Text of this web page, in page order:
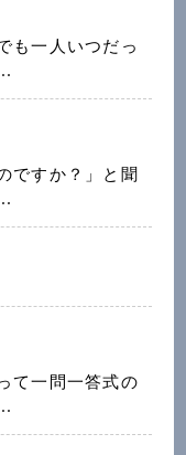
も一人いつだっ
ですか？」と聞
て一問一答式の